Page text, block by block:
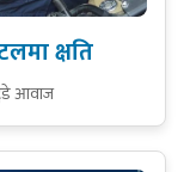
क्षति
आवाज